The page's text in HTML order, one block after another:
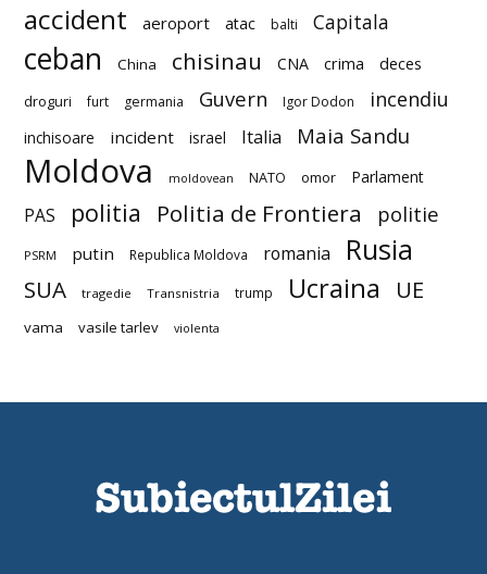
accident aeroport atac balti Capitala
ceban China chisinau CNA crima deces
droguri furt germania Guvern Igor Dodon incendiu
inchisoare incident israel Italia Maia Sandu
Moldova moldovean NATO omor Parlament
PAS politia Politia de Frontiera politie
PSRM putin Republica Moldova romania Rusia
SUA tragedie Transnistria trump Ucraina UE
vama vasile tarlev violenta